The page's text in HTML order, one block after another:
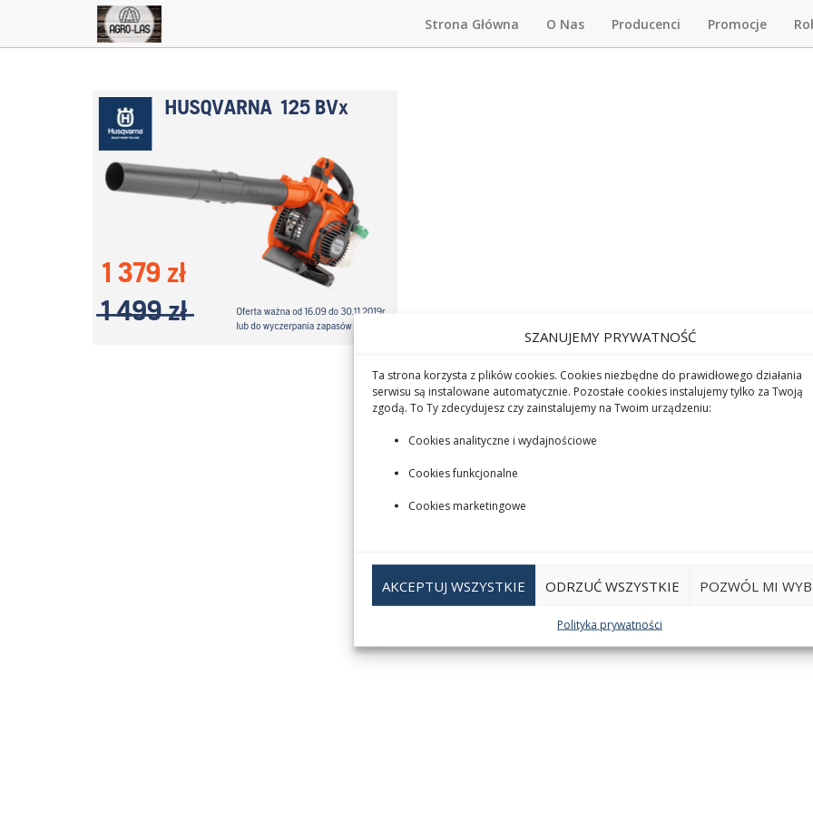
SZANUJEMY PRYWATNOŚĆ
Ta strona korzysta z plików cookies. Cookies niezbędne do prawidłowego działania
serwisu są instalowane automatycznie. Pozostałe cookies instalujemy tylko za Twoją
zgodą. To Ty zdecydujesz czy zainstalujemy na Twoim urządzeniu:
Cookies analityczne i wydajnościowe
Cookies funkcjonalne
Cookies marketingowe
AKCEPTUJ WSZYSTKIE ODRZUĆ WSZYSTKIE POZWÓL MI
Polityka prywatności
Strona Główna O Nas Producenci Promocje